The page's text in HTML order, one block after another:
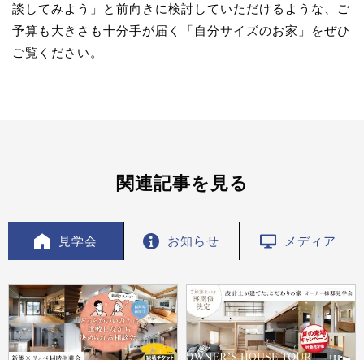
談してみよう」と前向きに検討していただけるような、ご
予算も大きさも十分手が届く「自分サイズのお家」をぜひ
ご覧ください。
関連記事を見る
見学会 お知らせ メディア